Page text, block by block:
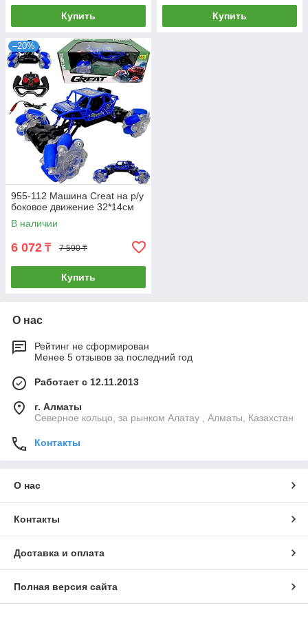
Купить Купить
–20%
955-112 Машина Creat на р/у
боковое движение 32*14см
В наличии
6 072 ₸ 7 590 ₸
Купить
О нас
Рейтинг не сформирован
Менее 5 отзывов за последний год
Работает с 12.11.2013
г. Алматы
Северное кольцо, за рынком Алатау , Алматы, Казахстан
Контакты
О нас
Контакты
Доставка и оплата
Полная версия сайта